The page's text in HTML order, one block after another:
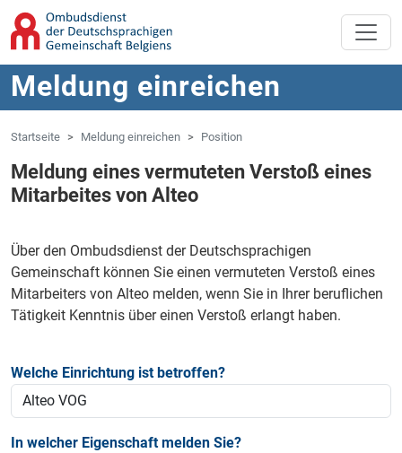
Zum Hauptinhalt springen
Meldung einreichen
Startseite Meldung einreichen Position
Meldung eines vermuteten Verstoß eines
Mitarbeites von Alteo
Über den Ombudsdienst der Deutschsprachigen
Gemeinschaft können Sie einen vermuteten Verstoß eines
Mitarbeiters von Alteo melden, wenn Sie in Ihrer beruflichen
Tätigkeit Kenntnis über einen Verstoß erlangt haben.
Welche Einrichtung ist betroffen?
In welcher Eigenschaft melden Sie?